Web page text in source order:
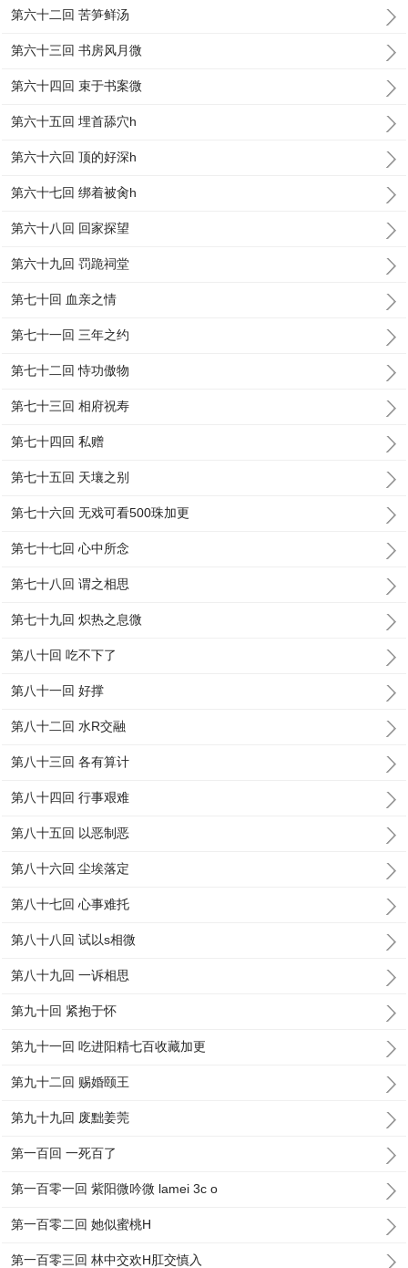
第六十二回 苦笋鲜汤
第六十三回 书房风月微
第六十四回 束于书案微
第六十五回 埋首舔穴h
第六十六回 顶的好深h
第六十七回 绑着被肏h
第六十八回 回家探望
第六十九回 罚跪祠堂
第七十回 血亲之情
第七十一回 三年之约
第七十二回 恃功傲物
第七十三回 相府祝寿
第七十四回 私赠
第七十五回 天壤之别
第七十六回 无戏可看500珠加更
第七十七回 心中所念
第七十八回 谓之相思
第七十九回 炽热之息微
第八十回 吃不下了
第八十一回 好撑
第八十二回 水R交融
第八十三回 各有算计
第八十四回 行事艰难
第八十五回 以恶制恶
第八十六回 尘埃落定
第八十七回 心事难托
第八十八回 试以s相微
第八十九回 一诉相思
第九十回 紧抱于怀
第九十一回 吃进阳精七百收藏加更
第九十二回 赐婚颐王
第九十九回 废黜姜莞
第一百回 一死百了
第一百零一回 紫阳微吟微 lamei 3c o
第一百零二回 她似蜜桃H
第一百零三回 林中交欢H肛交慎入